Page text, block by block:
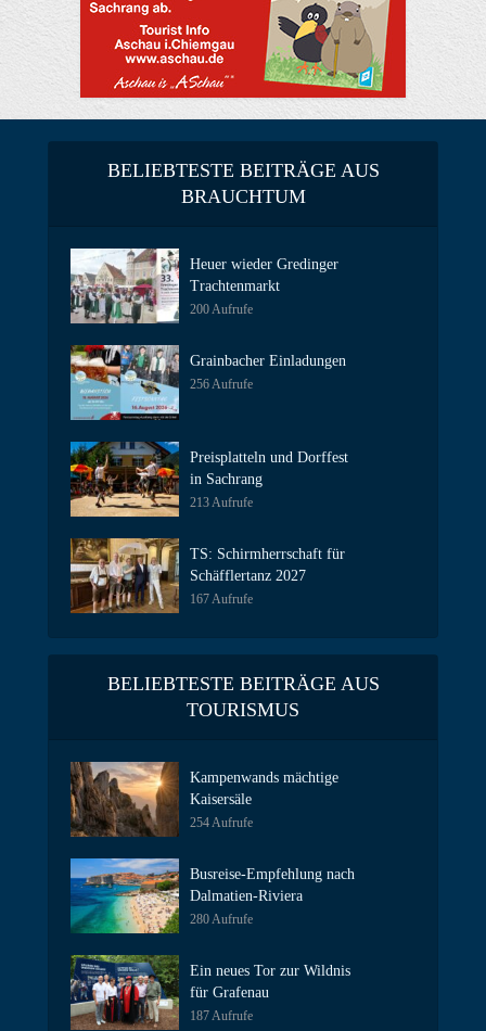
BELIEBTESTE BEITRÄGE AUS
BRAUCHTUM
Heuer wieder Gredinger
Trachtenmarkt
200 Aufrufe
Grainbacher Einladungen
256 Aufrufe
Preisplatteln und Dorffest
in Sachrang
213 Aufrufe
TS: Schirmherrschaft für
Schäfflertanz 2027
167 Aufrufe
BELIEBTESTE BEITRÄGE AUS
TOURISMUS
Kampenwands mächtige
Kaisersäle
254 Aufrufe
Busreise-Empfehlung nach
Dalmatien-Riviera
280 Aufrufe
Ein neues Tor zur Wildnis
für Grafenau
187 Aufrufe